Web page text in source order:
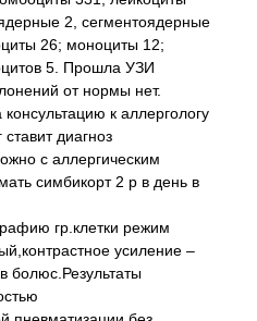
2, сегментоядерные
26; моноциты 12;
5. Прошла УЗИ
от нормы нет.
к аллергологу
диагноз
с аллергическим
симбикорт 2 р в день в
гр.клетки режим
усиление –
болюс.Результаты